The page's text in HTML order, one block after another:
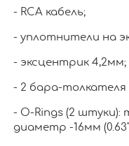
- RCA кабель;
- уплотнители на
- эксцентрик 4,2мм;
- 2 бара-толкателя
- O-Rings (2 штуки):
диаметр -16мм